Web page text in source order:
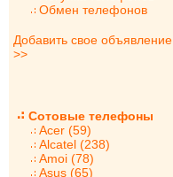
Обмен телефонов
Добавить свое объявление
>>
Сотовые телефоны
Acer (59)
Alcatel (238)
Amoi (78)
Asus (65)